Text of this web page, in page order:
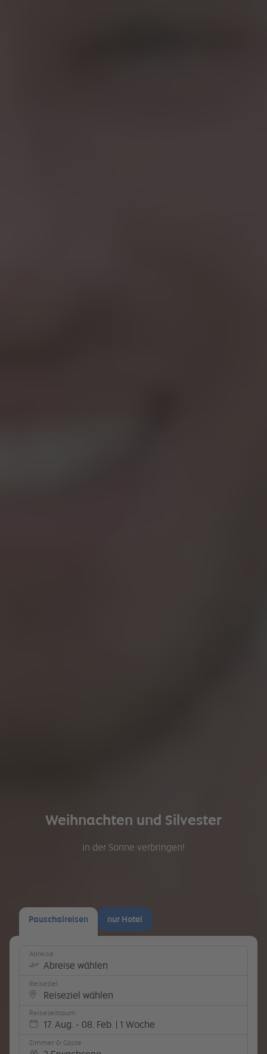
Weihnachten und Silvester
in der Sonne verbringen!
Pauschalreisen nur Hotel
Abreise
Abreise wählen
Reiseziel
Reiseziel wählen
Reisezeitraum
17. Aug. - 08. Feb. | 1 Woche
Zimmer & Gäste